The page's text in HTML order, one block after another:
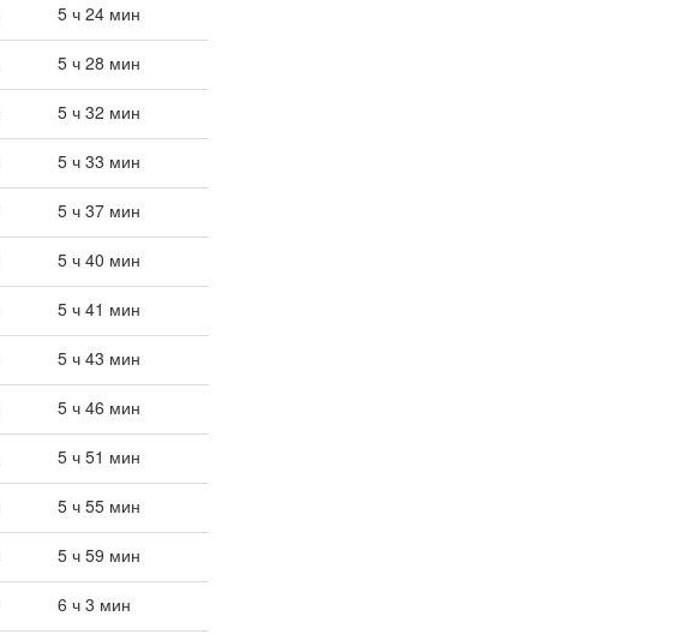
5 ч 24 мин
5 ч 28 мин
5 ч 32 мин
5 ч 33 мин
5 ч 37 мин
5 ч 40 мин
5 ч 41 мин
5 ч 43 мин
5 ч 46 мин
5 ч 51 мин
5 ч 55 мин
5 ч 59 мин
6 ч 3 мин